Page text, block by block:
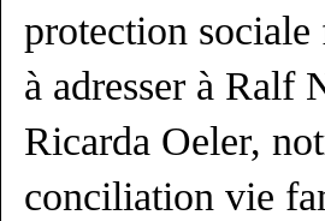
protection sociale
à adresser à Ralf
Ricarda Oeler,
conciliation vie